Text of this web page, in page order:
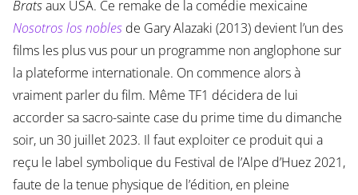
Bratsaux USA. Ce remake de la comédie mexicaine
Nosotros los nobles de Gary Alazaki (2013) devient l’un des
films les plus vus pour un programme non anglophone sur
la plateforme internationale. On commence alors à
vraiment parler du film. Même TF1 décidera de lui
accorder sa sacro-sainte case du prime time du dimanche
soir, un 30 juillet 2023. Il faut exploiter ce produit qui a
reçu le label symbolique du Festival de l’Alpe d’Huez 2021,
faute de la tenue physique de l’édition, en pleine